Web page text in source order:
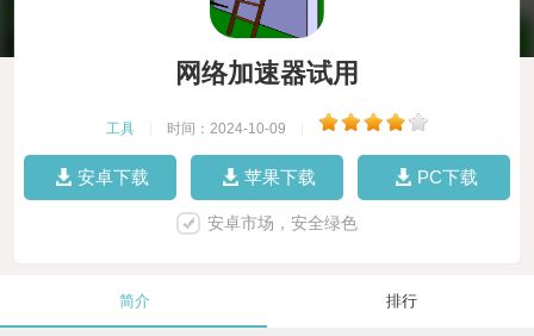
网络加速器试用
工具 时间：2024-10-09
安卓下载 苹果下载 PC下载
安卓市场，安全绿色
简介 排行